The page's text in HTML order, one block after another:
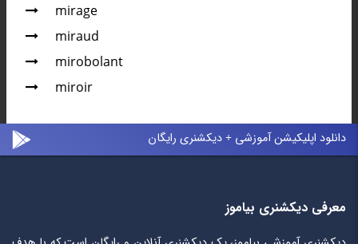
mirage
miraud
mirobolant
miroir
دانلود اپلیکیشن آموزشی + دیکشنری رایگان
معرفی دیکشنری بیاموز